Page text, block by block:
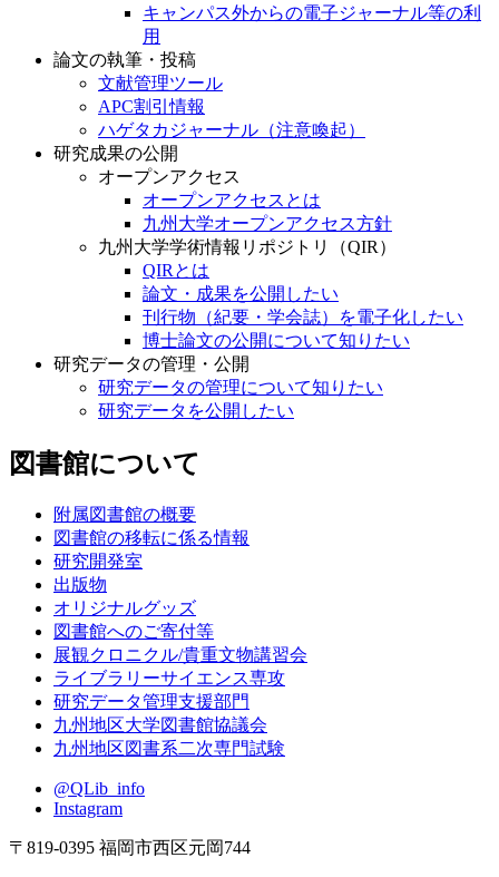
キャンパス外からの電子ジャーナル等の利
用
論文の執筆・投稿
文献管理ツール
APC割引情報
ハゲタカジャーナル（注意喚起）
研究成果の公開
オープンアクセス
オープンアクセスとは
九州大学オープンアクセス方針
九州大学学術情報リポジトリ（QIR）
QIRとは
論文・成果を公開したい
刊行物（紀要・学会誌）を電子化したい
博士論文の公開について知りたい
研究データの管理・公開
研究データの管理について知りたい
研究データを公開したい
図書館について
附属図書館の概要
図書館の移転に係る情報
研究開発室
出版物
オリジナルグッズ
図書館へのご寄付等
展観クロニクル/貴重文物講習会
ライブラリーサイエンス専攻
研究データ管理支援部門
九州地区大学図書館協議会
九州地区図書系二次専門試験
@QLib_info
Instagram
〒819-0395 福岡市西区元岡744